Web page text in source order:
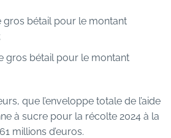
gros bétail pour le montant
gros bétail pour le montant
que l’enveloppe totale de l’aide
à sucre pour la récolte 2024 à la
millions d’euros.